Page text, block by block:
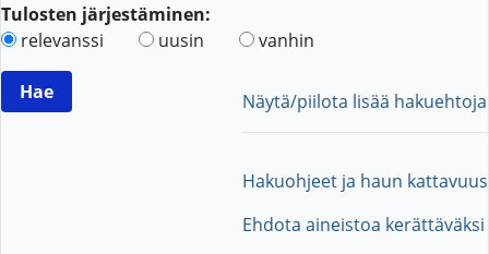
Tulosten järjestäminen:
relevanssi
uusin vanhin
Näytä/piilota lisää hakuehtoja
Hakuohjeet ja haun kattavuus
Ehdota aineistoa kerättäväksi